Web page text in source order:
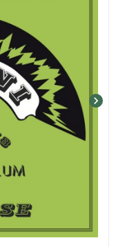
chevron_right